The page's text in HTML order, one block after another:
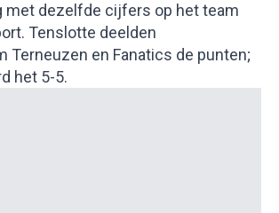
met dezelfde cijfers op het team
Tenslotte deelden
Terneuzen en Fanatics de punten;
het 5-5.